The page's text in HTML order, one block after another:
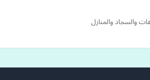
والسجاد والمنازل